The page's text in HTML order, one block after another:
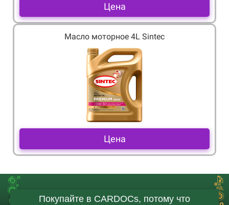
Цена
Масло моторное 4L Sintec
Цена
Покупайте в CARDOCs, потому что